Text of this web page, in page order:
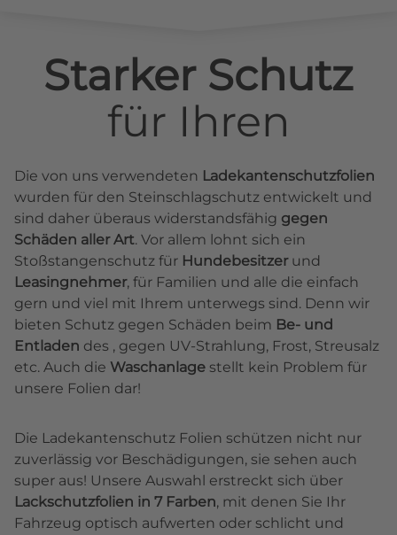
Starker Schutz
für Ihren
Die von uns verwendeten Ladekantenschutzfolien
wurden für den Steinschlagschutz entwickelt und
sind daher überaus widerstandsfähig gegen
Schäden aller Art. Vor allem lohnt sich ein
Stoßstangenschutz für Hundebesitzerund
Leasingnehmer, für Familien und alle die einfach
gern und viel mit Ihrem unterwegs sind. Denn wir
bieten Schutz gegen Schäden beim Be- und
Entladen des , gegen UV-Strahlung, Frost, Streusalz
etc. Auch die Waschanlage stellt kein Problem für
unsere Folien dar!
Die Ladekantenschutz Folien schützen nicht nur
zuverlässig vor Beschädigungen, sie sehen auch
super aus! Unsere Auswahl erstreckt sich über
Lackschutzfolien in 7 Farben, mit denen Sie Ihr
Fahrzeug optisch aufwerten oder schlicht und